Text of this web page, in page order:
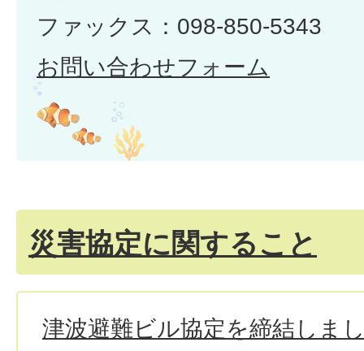
ファックス：098-850-5343
お問い合わせフォーム
災害協定に関すること
津波避難ビル協定を締結しま